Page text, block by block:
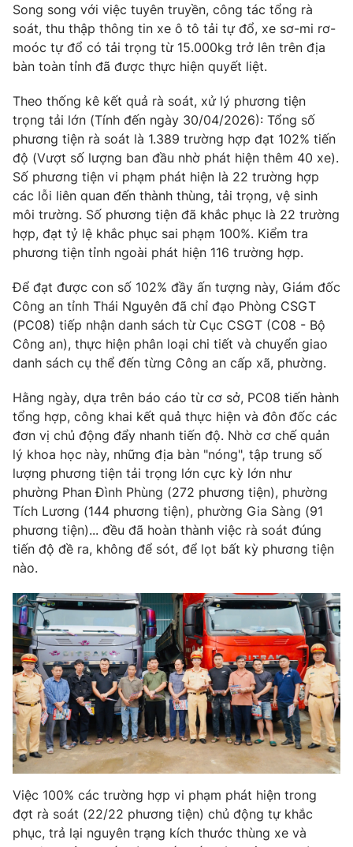
Song song với việc tuyên truyền, công tác tổng rà
soát, thu thập thông tin xe ô tô tải tự đổ, xe sơ-mi rơ-
moóc tự đổ có tải trọng từ 15.000kg trở lên trên địa
bàn toàn tỉnh đã được thực hiện quyết liệt.
Theo thống kê kết quả rà soát, xử lý phương tiện
trọng tải lớn (Tính đến ngày 30/04/2026): Tổng số
phương tiện rà soát là 1.389 trường hợp đạt 102% tiến
độ (Vượt số lượng ban đầu nhờ phát hiện thêm 40 xe).
Số phương tiện vi phạm phát hiện là 22 trường hợp
các lỗi liên quan đến thành thùng, tải trọng, vệ sinh
môi trường. Số phương tiện đã khắc phục là 22 trường
hợp, đạt tỷ lệ khắc phục sai phạm 100%. Kiểm tra
phương tiện tỉnh ngoài phát hiện 116 trường hợp.
Để đạt được con số 102% đầy ấn tượng này, Giám đốc
Công an tỉnh Thái Nguyên đã chỉ đạo Phòng CSGT
(PC08) tiếp nhận danh sách từ Cục CSGT (C08 - Bộ
Công an), thực hiện phân loại chi tiết và chuyển giao
danh sách cụ thể đến từng Công an cấp xã, phường.
Hằng ngày, dựa trên báo cáo từ cơ sở, PC08 tiến hành
tổng hợp, công khai kết quả thực hiện và đôn đốc các
đơn vị chủ động đẩy nhanh tiến độ. Nhờ cơ chế quản
lý khoa học này, những địa bàn "nóng", tập trung số
lượng phương tiện tải trọng lớn cực kỳ lớn như
phường Phan Đình Phùng (272 phương tiện), phường
Tích Lương (144 phương tiện), phường Gia Sàng (91
phương tiện)... đều đã hoàn thành việc rà soát đúng
tiến độ đề ra, không để sót, để lọt bất kỳ phương tiện
nào.
Việc 100% các trường hợp vi phạm phát hiện trong
đợt rà soát (22/22 phương tiện) chủ động tự khắc
phục, trả lại nguyên trạng kích thước thùng xe và